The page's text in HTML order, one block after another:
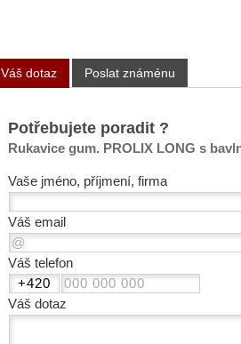
Váš dotaz Poslat známénu
Potřebujete poradit ?
Rukavice gum. PROLIX LONG s
Vaše jméno, příjmení, firma
Váš email
Váš telefon
Váš dotaz